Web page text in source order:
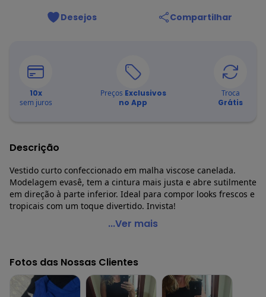
Desejos Compartilhar
10x
sem juros
Preços Exclusivos
no App
Troca
Grátis
Descrição
Vestido curto confeccionado em malha viscose canelada.
Modelagem evasê, tem a cintura mais justa e abre sutilmente
em direção à parte inferior. Ideal para compor looks frescos e
tropicais com um toque divertido. Invista!
Malwee - Vestido Canelado Evasê Preto
Comprimento: Curto
Decote Frente : Redondo
Fornecedor: MALWEE MALHAS LTDA / CNPJ 84.429.737/0001-
...Ver mais
Fotos das Nossas Clientes